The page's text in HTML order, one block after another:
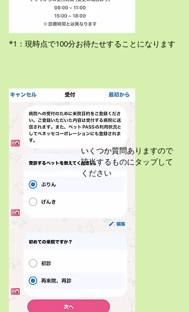
*1： 現時点で100分お待たせすることになります
いくつか質問ありますので
該当するものにタップして
ください